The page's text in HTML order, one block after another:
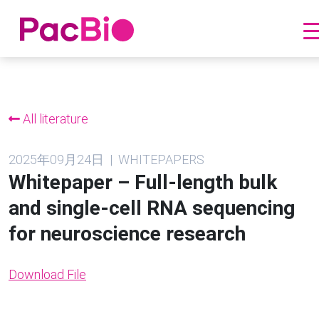
All literature
2025年09月24日 | WHITEPAPERS
Whitepaper – Full-length bulk
and single-cell RNA sequencing
for neuroscience research
Download File